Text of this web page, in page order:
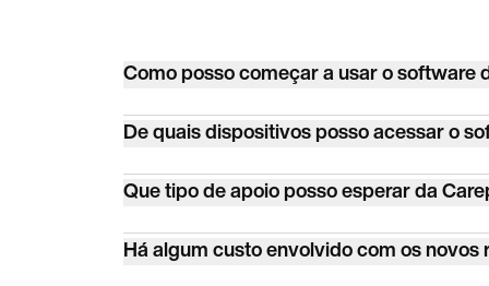
Como posso começar a usar o software
Basta se inscrever no site da Carepatron e
personalizar o software de acordo com as
De quais dispositivos posso acessar o
O software de acupuntura da Carepatron
Você está livre para acessar nosso
Que tipo de apoio posso esperar da
A Carepatron oferece suporte dedicado
desafios de configuração ou dúvidas
Há algum custo envolvido com os novos